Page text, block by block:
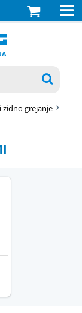


zidno grejanje